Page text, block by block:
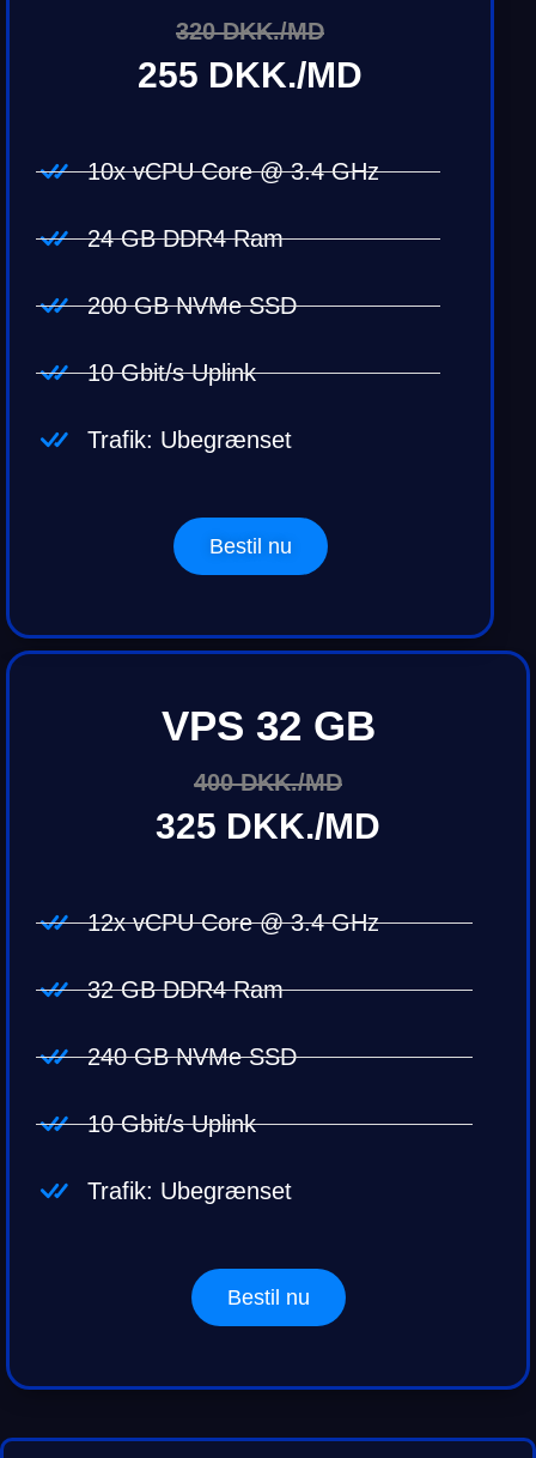
320 DKK./MD
255 DKK./MD
10x vCPU Core @ 3.4 GHz
24 GB DDR4 Ram
200 GB NVMe SSD
10 Gbit/s Uplink
Trafik: Ubegrænset
Bestil nu
VPS 32 GB
400 DKK./MD
325 DKK./MD
12x vCPU Core @ 3.4 GHz
32 GB DDR4 Ram
240 GB NVMe SSD
10 Gbit/s Uplink
Trafik: Ubegrænset
Bestil nu